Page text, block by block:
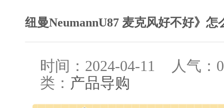
纽曼NeumannU87 麦克风好不好》怎
时间：2024-04-11 人气： 0
类： 产品导购